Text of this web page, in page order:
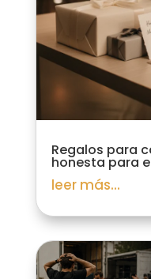
Regalos para
honesta para
leer más...